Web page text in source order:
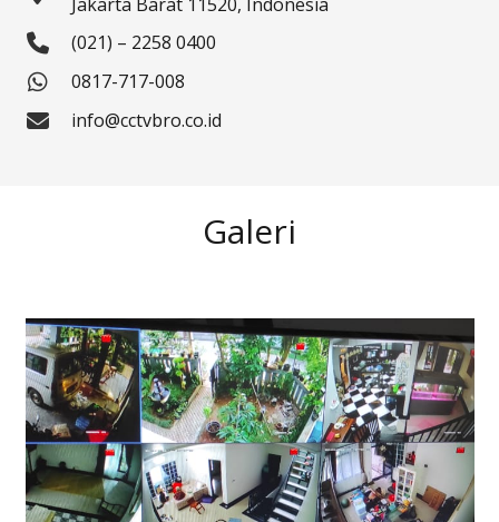
(021) – 2258 0400
0817-717-008
info@cctvbro.co.id
Galeri